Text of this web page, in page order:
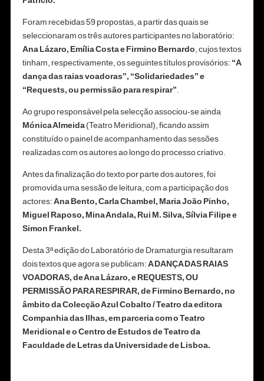
Foram recebidas 59 propostas, a partir das quais se
seleccionaram os três autores participantes no laboratório:
Ana Lázaro, Emília Costa e Firmino Bernardo , cujos textos
tinham, respectivamente, os seguintes títulos provisórios: “A
dança das raias voadoras”, “Solidariedades” e
“Requests, ou permissão para respirar”
Ao grupo responsável pela selecção associou-se ainda
Mónica Almeida(Teatro Meridional), ficando assim
constituído o painel de acompanhamento das sessões
realizadas com os autores ao longo do processo criativo.
Antes da finalização do texto por parte dos autores, foi
promovida uma sessão de leitura, com a participação dos
actores:Ana Bento, Carla Chambel, Maria João Pinho,
Miguel Raposo, Mina Andala, Rui M. Silva, Sílvia Filipe e
Simon Frankel.
Desta 3ª edição do Laboratório de Dramaturgia resultaram
dois textos que agora se publicam:A DANÇA DAS RAIAS
VOADORAS, de Ana Lázaro, e REQUESTS, OU
PERMISSÃO PARA RESPIRAR, de Firmino Bernardo, no
âmbito da Colecção Azul Cobalto / Teatro da editora
Companhia das Ilhas, em parceria com o Teatro
Meridional e o Centro de Estudos de Teatro da
Faculdade de Letras da Universidade de Lisboa.